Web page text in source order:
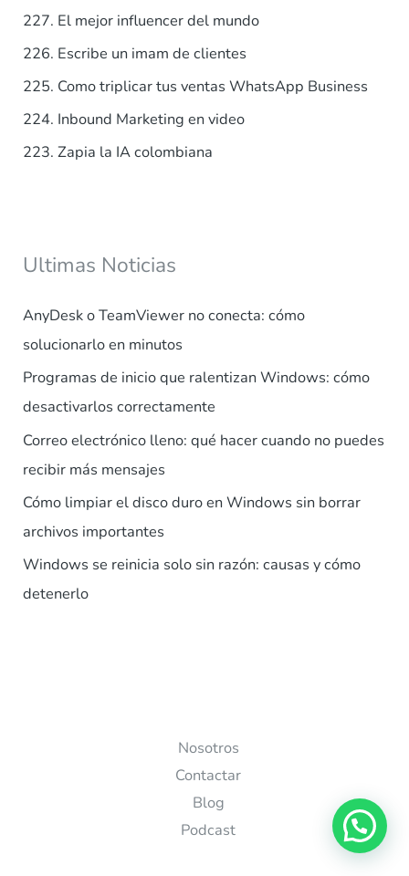
p
o
227. El mejor influencer del mundo
226. Escribe un imam de clientes
225. Como triplicar tus ventas WhatsApp Business
224. Inbound Marketing en video
223. Zapia la IA colombiana
Ultimas Noticias
AnyDesk o TeamViewer no conecta: cómo
solucionarlo en minutos
Programas de inicio que ralentizan Windows: cómo
desactivarlos correctamente
Correo electrónico lleno: qué hacer cuando no puedes
recibir más mensajes
Cómo limpiar el disco duro en Windows sin borrar
archivos importantes
Windows se reinicia solo sin razón: causas y cómo
detenerlo
Nosotros
Contactar
Blog
Podcast